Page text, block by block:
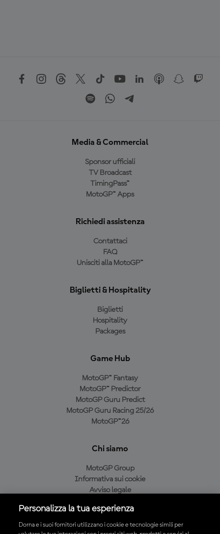
Media & Commercial
Sponsor ufficiali
TV Broadcast
TimingPass™
MotoGP™ Apps
Richiedi assistenza
Contattaci
FAQ
Unisciti alla MotoGP™
Biglietti & Hospitality
Biglietti
Hospitality
Packages
Game Hub
MotoGP™ Fantasy
MotoGP™ Predictor
MotoGP Guru Predict
MotoGP Guru Racing 25/26
MotoGP™26
Chi siamo
MotoGP Group
Informativa sui cookie
Avviso legale
Condizioni di acquisto
Personalizza la tua esperienza
Dorna e i suoi fornitori utilizzano i cookie e tecnologie simili per